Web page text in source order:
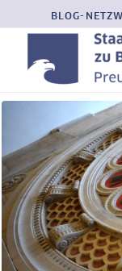
BLOG-